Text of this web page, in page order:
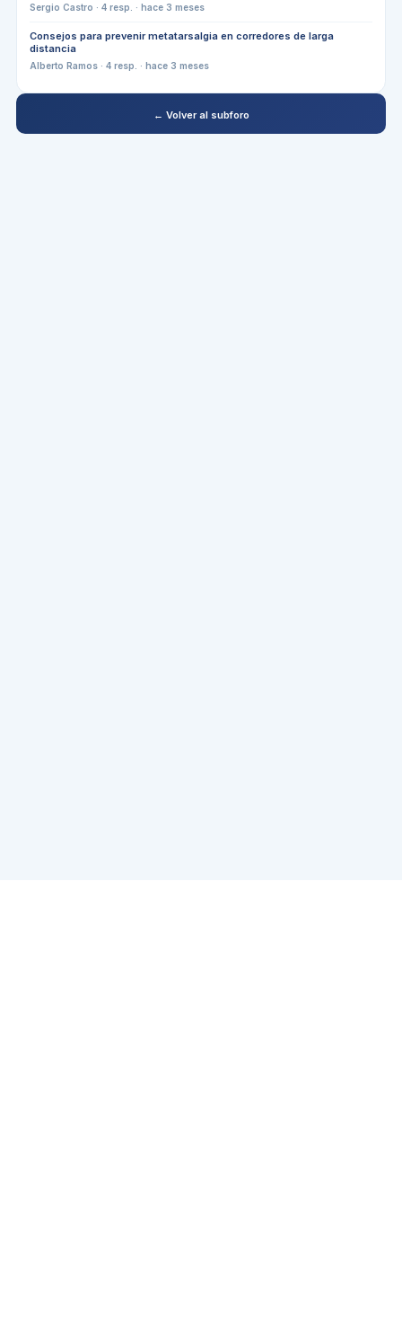
Sergio Castro · 4resp. · hace 3 meses
Consejos para prevenir metatarsalgia en corredores de larga
distancia
Alberto Ramos· 4resp. · hace 3 meses
← Volver al subforo